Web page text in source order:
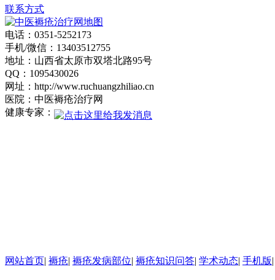
海长海医院、湖南
湘雅医院进修学
习。从事外科工作
及窦道清除临床经
验丰富。.
学科带头人：
营血”的新观点.
联系方式
电话：0351-5252173
手机/微信：13403512755
地址：山西省太原市双塔北路95号
QQ：1095430026
网址：http://www.ruchuangzhiliao.cn
医院：中医褥疮治疗网
健康专家：
网站首页| 褥疮| 褥疮发病部位| 褥疮知识问答| 学术动态| 手机版